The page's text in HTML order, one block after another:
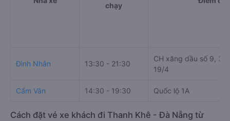
chạy
Đình Nhân 13:30 - 21:30
CH xăng dầu số 9,
19/4
Cẩm Vân 14:30 - 19:30 Quốc lộ 1A
Cách đặt vé xe khách đi Thanh Khê - Đà Nẵng từ